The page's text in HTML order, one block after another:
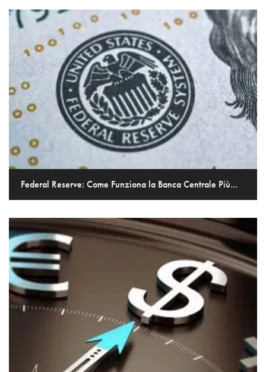
Federal Reserve: Come Funziona la Banca Centrale Più...